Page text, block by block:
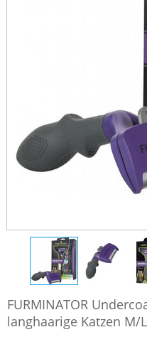
FURMINATOR
langhaarige Katzen M/